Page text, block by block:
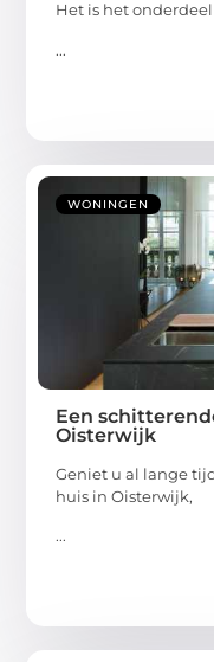
Het is het
...
WONINGEN
Een
Oisterwijk
Geniet u al lange
huis in Oisterwijk,
...